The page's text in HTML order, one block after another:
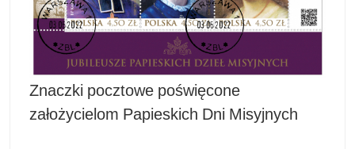
Znaczki pocztowe poświęcone
założycielom Papieskich Dni Misyjnych